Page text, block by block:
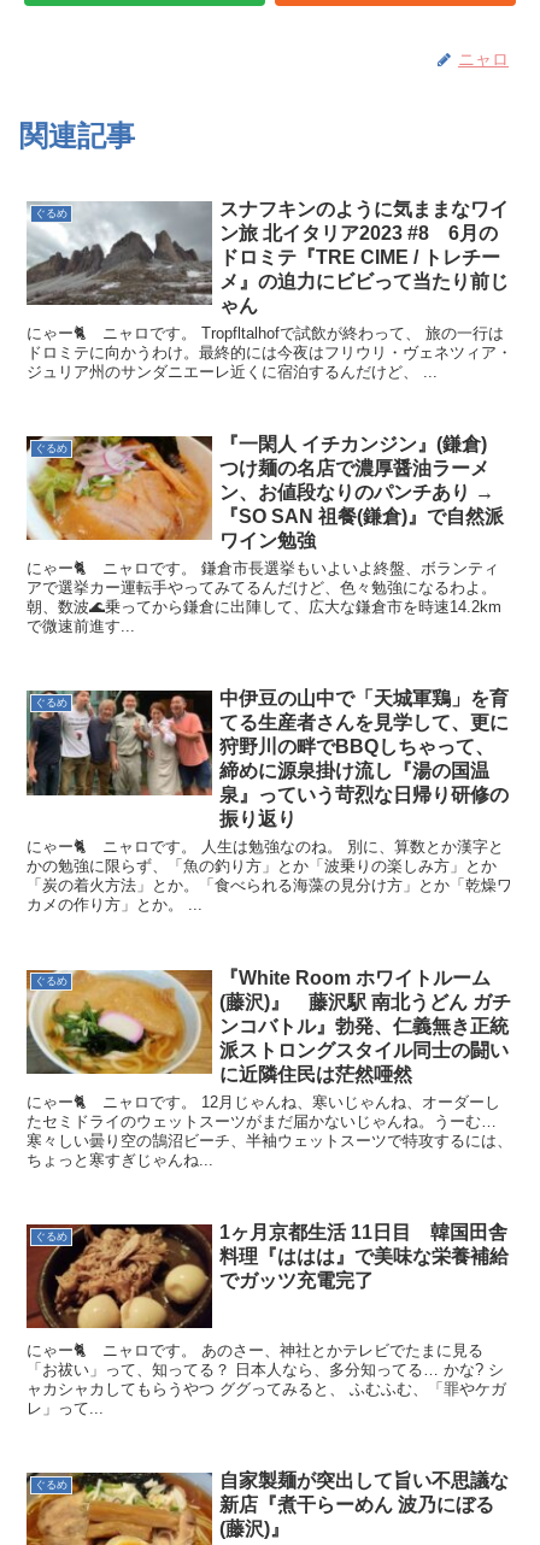
ニャロ
関連記事
ぐるめ
スナフキンのように気ままなワイ
ン旅 北イタリア2023 #8 6月の
ドロミテ『TRE CIME / トレチー
メ』の迫力にビビって当たり前じ
ゃん
にゃー🐈 ニャロです。 Tropfltalhofで試飲が終わって、 旅の一行は
ドロミテに向かうわけ。最終的には今夜はフリウリ・ヴェネツィア・
ジュリア州のサンダニエーレ近くに宿泊するんだけど、 ...
ぐるめ
『一閑人 イチカンジン』(鎌倉)
つけ麺の名店で濃厚醤油ラーメ
ン、お値段なりのパンチあり →
『SO SAN 祖餐(鎌倉)』で自然派
ワイン勉強
にゃー🐈 ニャロです。 鎌倉市長選挙もいよいよ終盤、ボランティ
アで選挙カー運転手やってみてるんだけど、色々勉強になるわよ。
朝、数波🌊乗ってから鎌倉に出陣して、広大な鎌倉市を時速14.2km
で微速前進す...
ぐるめ
中伊豆の山中で「天城軍鶏」を育
てる生産者さんを見学して、更に
狩野川の畔でBBQしちゃって、
締めに源泉掛け流し『湯の国温
泉』っていう苛烈な日帰り研修の
振り返り
にゃー🐈 ニャロです。 人生は勉強なのね。 別に、算数とか漢字と
かの勉強に限らず、「魚の釣り方」とか「波乗りの楽しみ方」とか
「炭の着火方法」とか。「食べられる海藻の見分け方」とか「乾燥ワ
カメの作り方」とか。 ...
ぐるめ
『White Room ホワイトルーム
(藤沢)』 藤沢駅 南北うどん ガチ
ンコバトル』勃発、仁義無き正統
派ストロングスタイル同士の闘い
に近隣住民は茫然唖然
にゃー🐈 ニャロです。 12月じゃんね、寒いじゃんね、オーダーし
たセミドライのウェットスーツがまだ届かないじゃんね。うーむ…
寒々しい曇り空の鵠沼ビーチ、半袖ウェットスーツで特攻するには、
ちょっと寒すぎじゃんね...
ぐるめ
1ヶ月京都生活 11日目 韓国田舎
料理『ははは』で美味な栄養補給
でガッツ充電完了
にゃー🐈 ニャロです。 あのさー、神社とかテレビでたまに見る
「お祓い」って、知ってる？ 日本人なら、多分知ってる… かな? シ
ャカシャカしてもらうやつ ググってみると、 ふむふむ、「罪やケガ
レ」って...
ぐるめ
自家製麺が突出して旨い不思議な
新店『煮干らーめん 波乃にぼる
(藤沢)』